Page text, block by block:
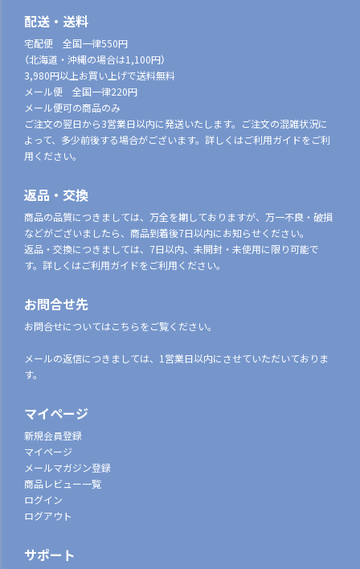
配送・送料
宅配便 全国一律550円
（北海道・沖縄の場合は1,100円）
3,980円以上お買い上げで送料無料
メール便 全国一律220円
メール便可の商品のみ
ご注文の翌日から3営業日以内に発送いたします。ご注文の混雑状況に
よって、多少前後する場合がございます。詳しくはご利用ガイドをご利
用ください。
返品・交換
商品の品質につきましては、万全を期しておりますが、万一不良・破損
などがございましたら、商品到着後7日以内にお知らせください。
返品・交換につきましては、7日以内、未開封・未使用に限り可能で
す。詳しくはご利用ガイドをご利用ください。
お問合せ先
お問合せについてはこちらをご覧ください。
メールの返信につきましては、1営業日以内にさせていただいておりま
す。
マイページ
新規会員登録
マイページ
メールマガジン登録
商品レビュー一覧
ログイン
ログアウト
サポート